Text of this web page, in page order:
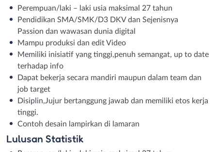
Perempuan/laki – laki usia maksimal 27 tahun
Pendidikan SMA/SMK/D3 DKV dan Sejenisnya
Passion dan wawasan dunia digital
Mampu produksi dan edit Video
Memiliki inisiatif yang tinggi,penuh semangat, up to date
terhadap info
Dapat bekerja secara mandiri maupun dalam team dan
job target
Disiplin,Jujur bertanggung jawab dan memiliki etos kerja
tinggi.
Contoh desain lampirkan di lamaran
Lulusan Statistik